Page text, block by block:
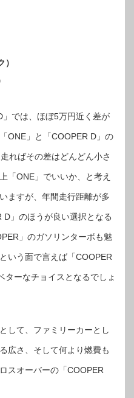
では、ほぼ5万円近く差が
ONE」と「COOPER D」の
ればその差はどんどん小さ
「ONE」でいいか、と考え
ますが、年間走行距離が多
」のほうが良い選択となる
」のガソリンターボも魅
いう面で言えば「COOPER
ターなチョイスとなるでしょ
して、ファミリーカーとし
広さ、そして何より燃費も
スオーバーの「COOPER